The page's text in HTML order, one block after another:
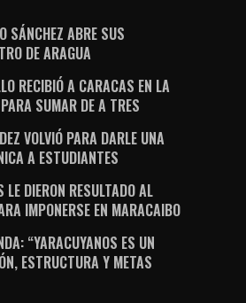
SÁNCHEZ ABRE SUS
DE ARAGUA
RECIBIÓ A CARACAS EN LA
SUMAR DE A TRES
VOLVIÓ PARA DARLE UNA
A ESTUDIANTES
LE DIERON RESULTADO AL
IMPONERSE EN MARACAIBO
“YARACUYANOS ES UN
ESTRUCTURA Y METAS